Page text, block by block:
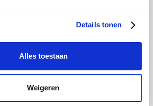
Details tonen
Alles toestaan
Weigeren
Tennis Point Samsung Delonghi